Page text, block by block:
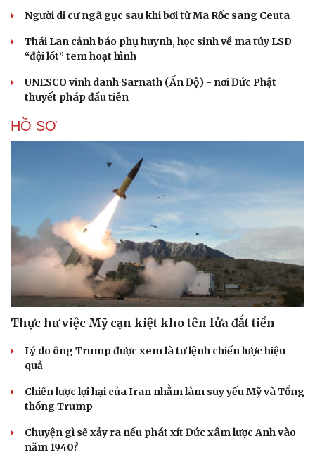
Người di cư ngã gục sau khi bơi từ Ma Rốc sang Ceuta
Thái Lan cảnh báo phụ huynh, học sinh về ma túy LSD
“đội lốt” tem hoạt hình
UNESCO vinh danh Sarnath (Ấn Độ) - nơi Đức Phật
thuyết pháp đầu tiên
HỒ SƠ
Thực hư việc Mỹ cạn kiệt kho tên lửa đắt tiền
Lý do ông Trump được xem là tư lệnh chiến lược hiệu
quả
Chiến lược lợi hại của Iran nhằm làm suy yếu Mỹ và Tổng
thống Trump
Chuyện gì sẽ xảy ra nếu phát xít Đức xâm lược Anh vào
năm 1940?